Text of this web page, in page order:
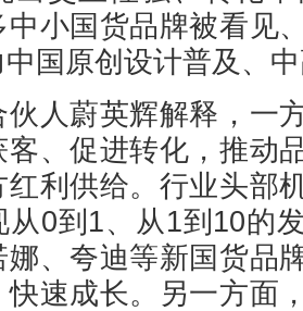
中小国货品牌被看见
中国原创设计普及、
蔚英辉解释，一
客、促进转化，推动
红利供给。行业头部
从0到1、从1到10的
娜、夸迪等新国货品
快速成长。另一方面